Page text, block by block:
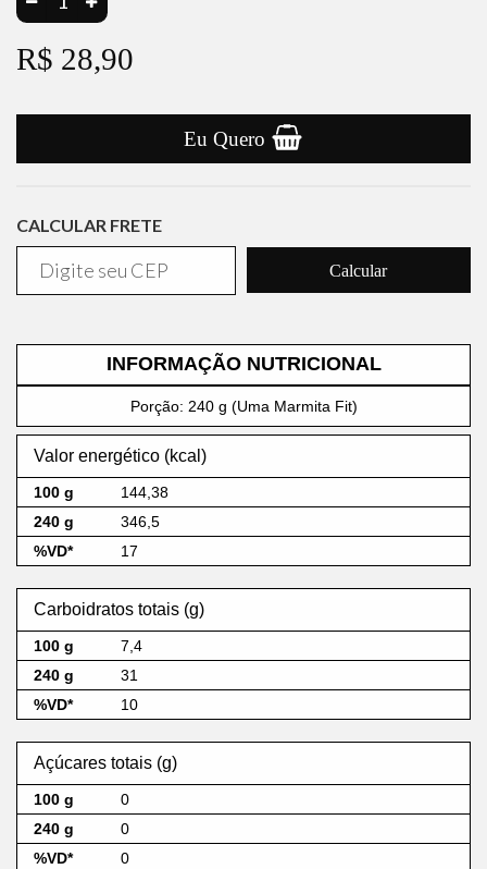
R$ 28,90
Eu Quero
CALCULAR FRETE
Calcular
INFORMAÇÃO NUTRICIONAL
Porção: 240 g (Uma Marmita Fit)
Valor energético (kcal)
144,38
346,5
17
Carboidratos totais (g)
7,4
31
10
Açúcares totais (g)
0
0
0